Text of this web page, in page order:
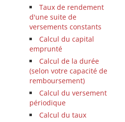
Taux de rendement
d'une suite de
versements constants
Calcul du capital
emprunté
Calcul de la durée
(selon votre capacité de
remboursement)
Calcul du versement
périodique
Calcul du taux